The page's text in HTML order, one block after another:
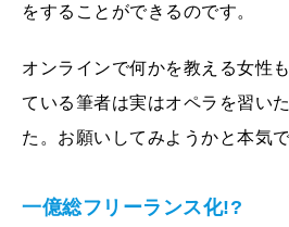
をすることができるのです。
オンラインで何かを教える女性
ている筆者は実はオペラを習い
た。お願いしてみようかと本気
一億総フリーランス化!?